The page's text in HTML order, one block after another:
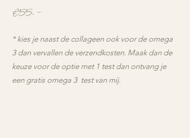
€55,-
* kies je naast de collageen ook voor de omega
3 dan vervallen de verzendkosten. Maak dan de
keuze voor de optie met 1 test dan ontvang je
een gratis omega 3 test van mij.